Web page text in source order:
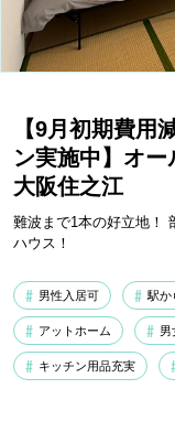
【9月初期費用
ン実施中】オー
大阪住之江
難波まで1本の好立地！
ハウス！
男性入居可 駅か
アットホーム 男
キッチン用品充実